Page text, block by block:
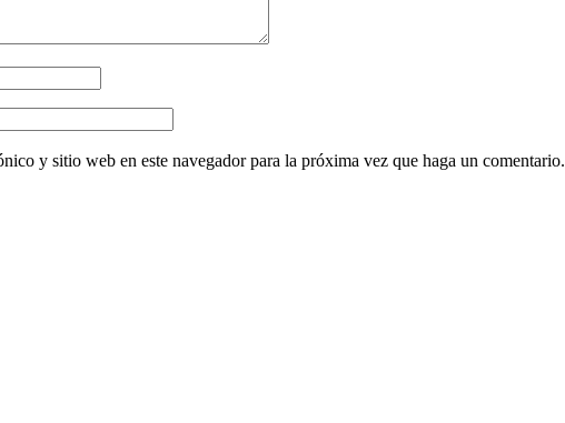
y sitio web en este navegador para la próxima vez que haga un comentario.